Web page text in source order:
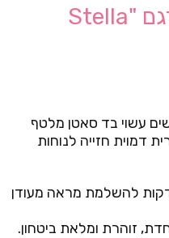
סט הלבשה תחתונה דגם "Stella
עשוי בד סאטן מלטף
דמוית חזייה לנוחות
דקות להשלמת מראה מעודן
זוהרת ומלאת ביטחון.